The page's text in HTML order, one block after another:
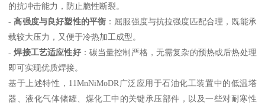
的抗冲击能力，防止脆性断裂。
-高强度与良好塑性的平衡 ：屈服强度与抗拉强度匹配合理，既能承
载较大压力，又便于冷热加工成型。
-焊接工艺适应性好：碳当量控制严格，无需复杂的预热或后热处理
即可实现优质焊接。
基于上述特性，11MnNiMoDR广泛应用于石油化工装置中的低温塔
器、液化气体储罐、煤化工中的关键承压部件，以及一些对耐寒性